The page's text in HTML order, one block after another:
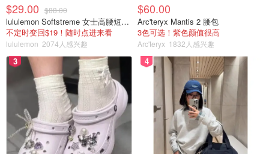
$29.00 $88.00
lululemon Softstreme 女士高腰短裤 10cm
不定时变回$19！随时点进来看
lululemon 2074人感兴趣
$60.00
Arc'teryx Mantis 2 腰包
3色可选！紫色颜值很高
Arc'teryx 1832人感兴趣
3 4